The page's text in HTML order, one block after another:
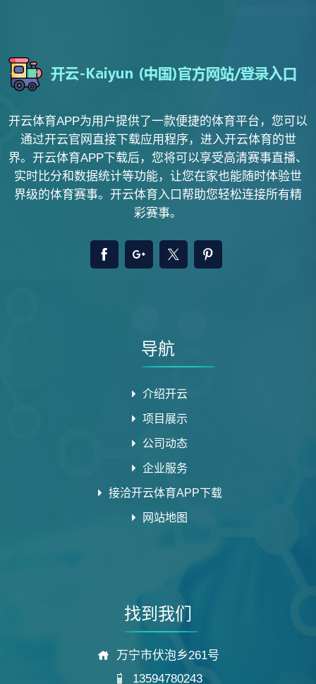
开云体育APP为用户提供了一款便捷的体育平台，您可以
通过开云官网直接下载应用程序，进入开云体育的世
界。开云体育APP下载后，您将可以享受高清赛事直播、
实时比分和数据统计等功能，让您在家也能随时体验世
界级的体育赛事。开云体育入口帮助您轻松连接所有精
彩赛事。
导航
介绍开云
项目展示
公司动态
企业服务
接洽开云体育APP下载
网站地图
找到我们
万宁市伏泡乡261号
13594780243